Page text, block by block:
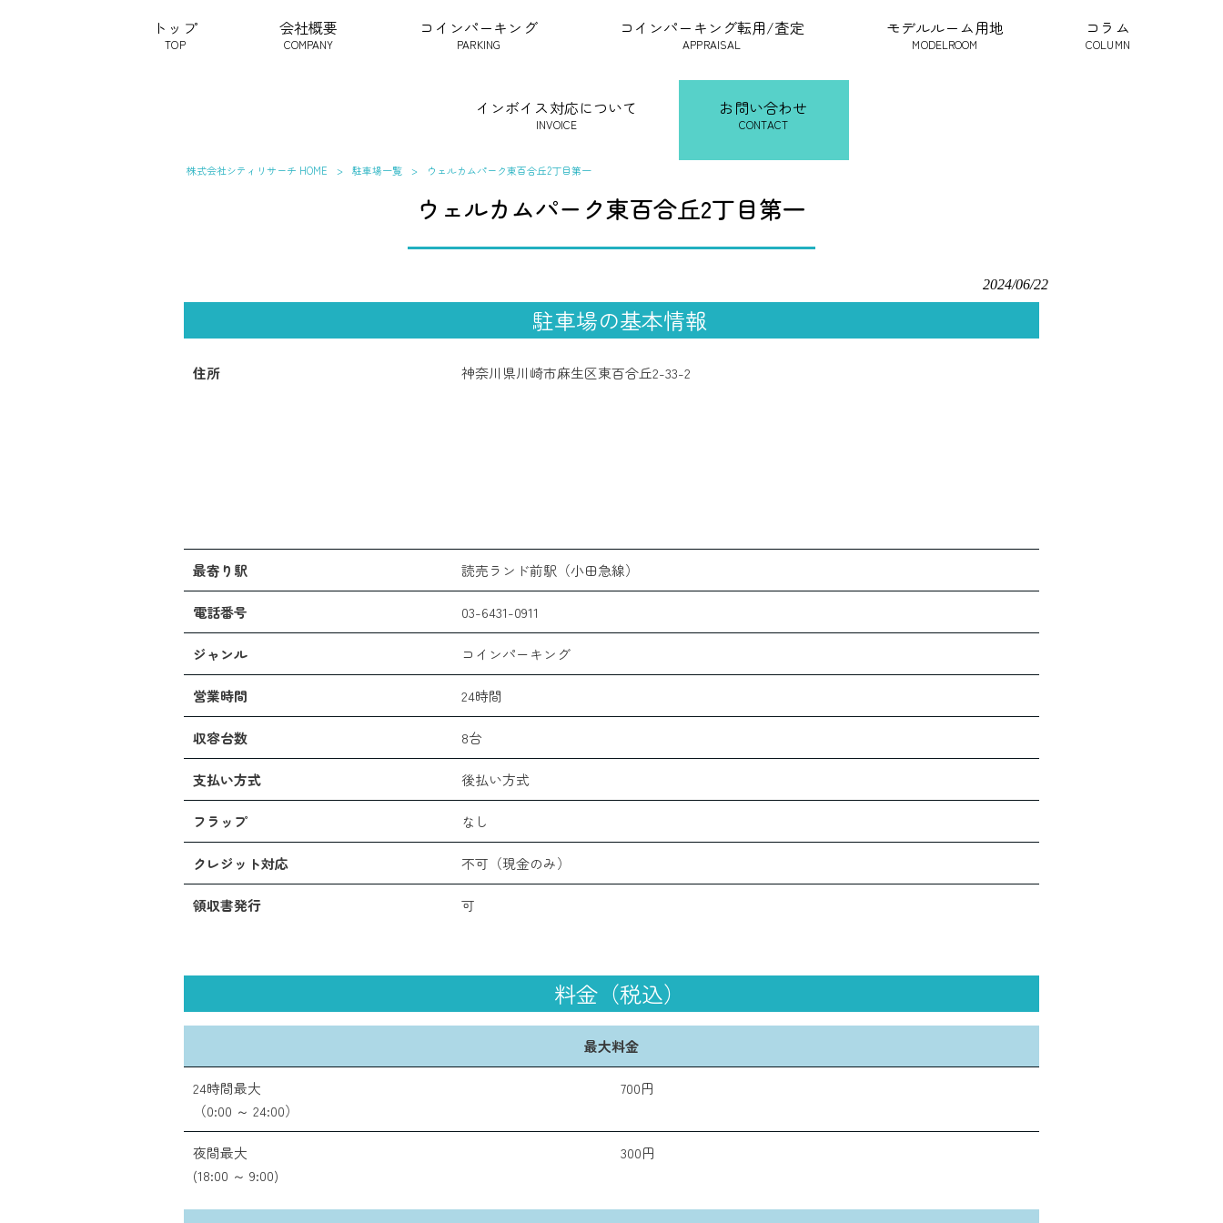
トップ
TOP
会社概要
COMPANY
コインパーキング
PARKING
コインパーキング転用/査定
APPRAISAL
モデルルーム用地
MODELROOM
コラム
COLUMN
インボイス対応について
INVOICE
お問い合わせ
CONTACT
株式会社シティリサーチ HOME > 駐車場一覧 > ウェルカムパーク東百合丘2丁目第一
ウェルカムパーク東百合丘2丁目第一
2024/06/22
駐車場の基本情報
住所 神奈川県川崎市麻生区東百合丘2-33-2
最寄り駅 読売ランド前駅（小田急線）
電話番号 03-6431-0911
ジャンル コインパーキング
営業時間 24時間
収容台数 8台
支払い方式 後払い方式
フラップ なし
クレジット対応 不可（現金のみ）
領収書発行 可
料金（税込）
最大料金
24時間最大
（0:00 ～ 24:00）
700円
夜間最大
(18:00 ～ 9:00)
300円